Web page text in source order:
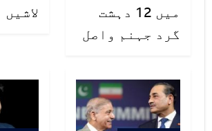
امریکی رکنِ کانگریس کا
وائٹ ہاؤس اور امریکی
کردار کا عوامی سطح پر
کرچکے ہیں۔
میں 12 دہشت
گرد جہنم واصل